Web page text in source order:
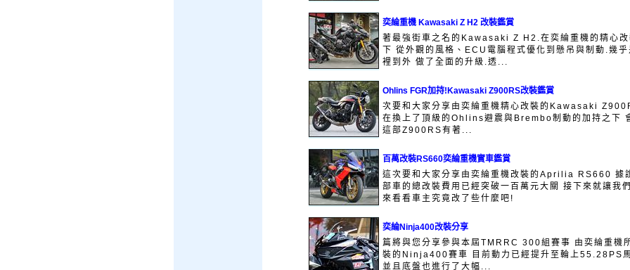
奕綸重機 Kawasaki Z H2 改裝鑑賞
著最強街車之名的Kawasaki Z H2.在奕綸重機的精心改
下 從外觀的風格、ECU電腦程式優化到懸吊與制動.幾乎
裡到外 做了全面的升級.透...
Ohlins FGR加持!Kawasaki Z900RS改裝鑑賞
次要和大家分享由奕綸重機精心改裝的Kawasaki
在換上了頂級的Ohlins避震與Brembo制動的加持之下
這部Z900RS有著...
百萬改裝RS660奕綸重機實車鑑賞
這次要和大家分享由奕綸重機改裝的Aprilia RS660 據
部車的總改裝費用已經突破一百萬元大關 接下來就讓我
來看看車主究竟改了些什麼吧!
奕綸Ninja400改裝分享
篇將與您分享參與本屆TMRRC 300組賽事 由奕綸重機
裝的Ninja400賽車 目前動力已經提升至輪上55.28PS
並且底盤也進行了大幅...